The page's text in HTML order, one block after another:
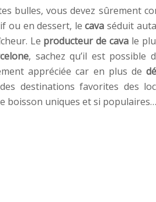
bulles, vous devez sûrement
ou en dessert, lecava séduit
Le producteur de cava le
, sachez qu’il est possible
appréciée car en plus de
destinations favorites des
boisson uniques et si populaires…